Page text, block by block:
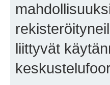
liittyvät